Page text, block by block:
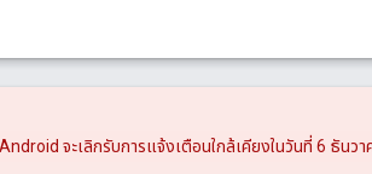
จะเลิกรับการแจ้งเตือนใกล้เคียงในวันที่ 6 ธันว